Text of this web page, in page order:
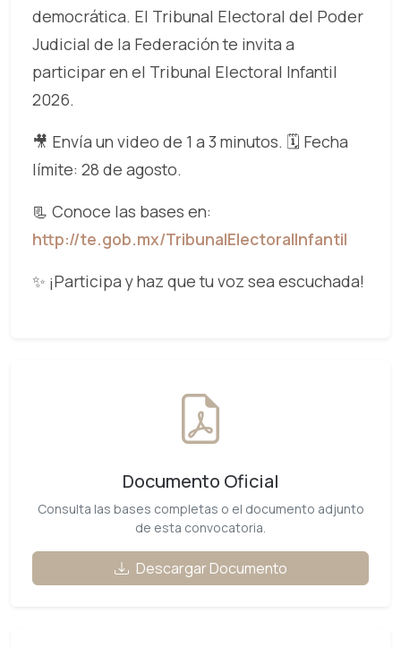
democrática. El Tribunal Electoral del Poder
Judicial de la Federación te invita a
participar en el Tribunal Electoral Infantil
2026.
🎥 Envía un video de 1 a 3 minutos. 🗓️ Fecha
límite: 28 de agosto.
📃 Conoce las bases en:
http://te.gob.mx/TribunalElectoralInfantil
✨ ¡Participa y haz que tu voz sea escuchada!
Documento Oficial
Consulta las bases completas o el documento adjunto
de esta convocatoria.
Descargar Documento